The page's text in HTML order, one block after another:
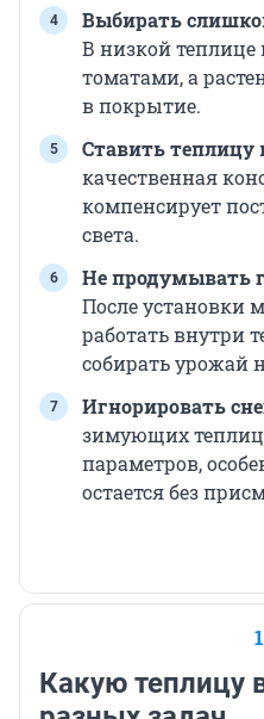
Выбирать
В низкой теплице
томатами, а
в покрытие.
Ставить теплицу
качественная
компенсирует
света.
Не продумывать
После установки
работать внутри
собирать урожай
Игнорировать
зимующих
параметров,
остается без
Какую теплицу